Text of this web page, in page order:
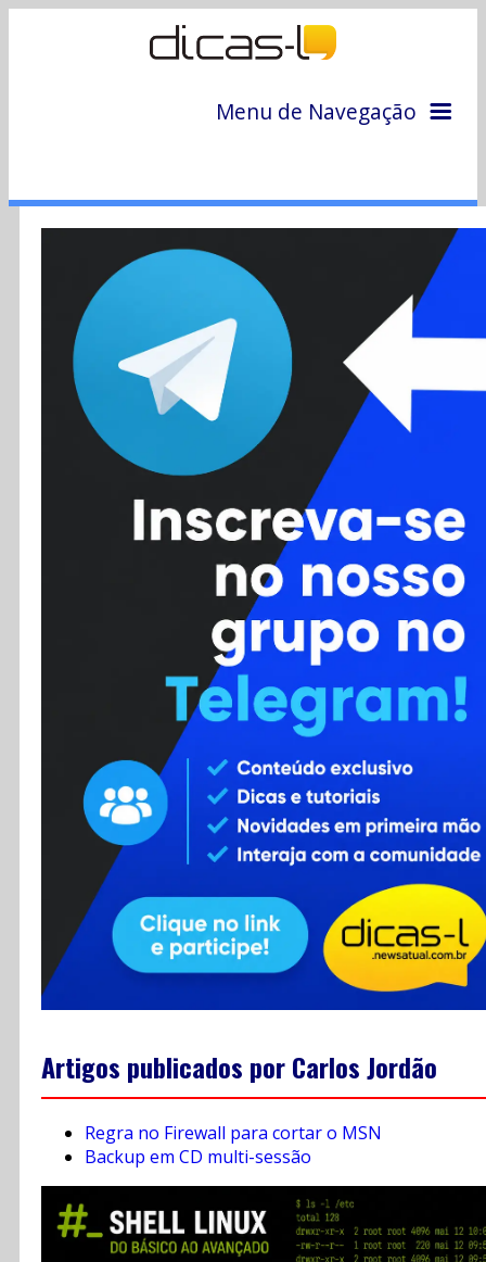
Menu de Navegação
Colunas
Colaboradores
Cursos
Enviar Dica
Contato
RSS
Artigos publicados por Carlos Jordão
Regra no Firewall para cortar o MSN
Backup em CD multi-sessão